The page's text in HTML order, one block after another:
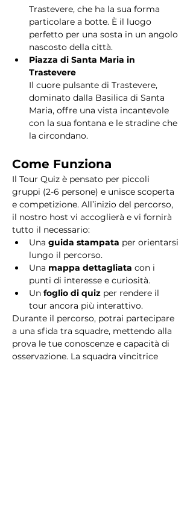
Trastevere, che ha la sua forma
particolare a botte. È il luogo
perfetto per una sosta in un angolo
nascosto della città.
Piazza di Santa Maria in
Trastevere
Il cuore pulsante di Trastevere,
dominato dalla Basilica di Santa
Maria, offre una vista incantevole
con la sua fontana e le stradine che
la circondano.
Come Funziona
Il Tour Quiz è pensato per piccoli
gruppi (2-6 persone) e unisce scoperta
e competizione. All’inizio del percorso,
il nostro host vi accoglierà e vi fornirà
tutto il necessario:
Una guida stampata per orientarsi
lungo il percorso.
Una mappa dettagliata con i
punti di interesse e curiosità.
Un foglio di quiz per rendere il
tour ancora più interattivo.
Durante il percorso, potrai partecipare
a una sfida tra squadre, mettendo alla
prova le tue conoscenze e capacità di
osservazione. La squadra vincitrice